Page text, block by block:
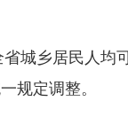
乡居民人均可
规定调整。